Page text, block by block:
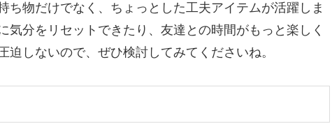
ち物だけでなく、ちょっとした工夫アイテムが活躍しま
分をリセットできたり、友達との時間がもっと楽しく
しないので、ぜひ検討してみてくださいね。